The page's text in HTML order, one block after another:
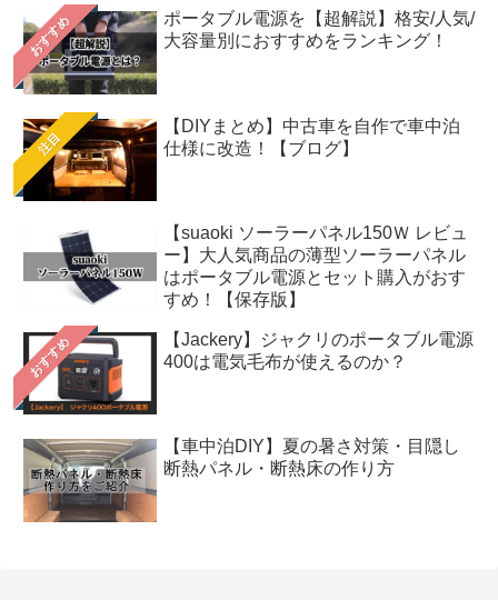
おすすめ
ポータブル電源を【超解説】格安/人気/
大容量別におすすめをランキング！
注目
【DIYまとめ】中古車を自作で車中泊
仕様に改造！【ブログ】
【suaoki ソーラーパネル150Ｗ レビュ
ー】大人気商品の薄型ソーラーパネル
はポータブル電源とセット購入がおす
すめ！【保存版】
おすすめ
【Jackery】ジャクリのポータブル電源
400は電気毛布が使えるのか？
【車中泊DIY】夏の暑さ対策・目隠し
断熱パネル・断熱床の作り方